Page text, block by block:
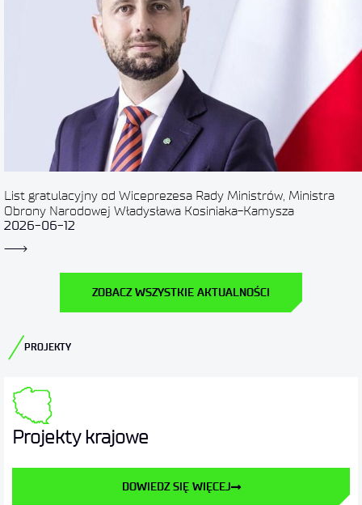
List gratulacyjny od Wiceprezesa Rady Ministrów, Ministra
Obrony Narodowej Władysława Kosiniaka-Kamysza
2026-06-12
ZOBACZ WSZYSTKIE AKTUALNOŚCI
PROJEKTY
Projekty krajowe
DOWIEDZ SIĘ WIĘCEJ